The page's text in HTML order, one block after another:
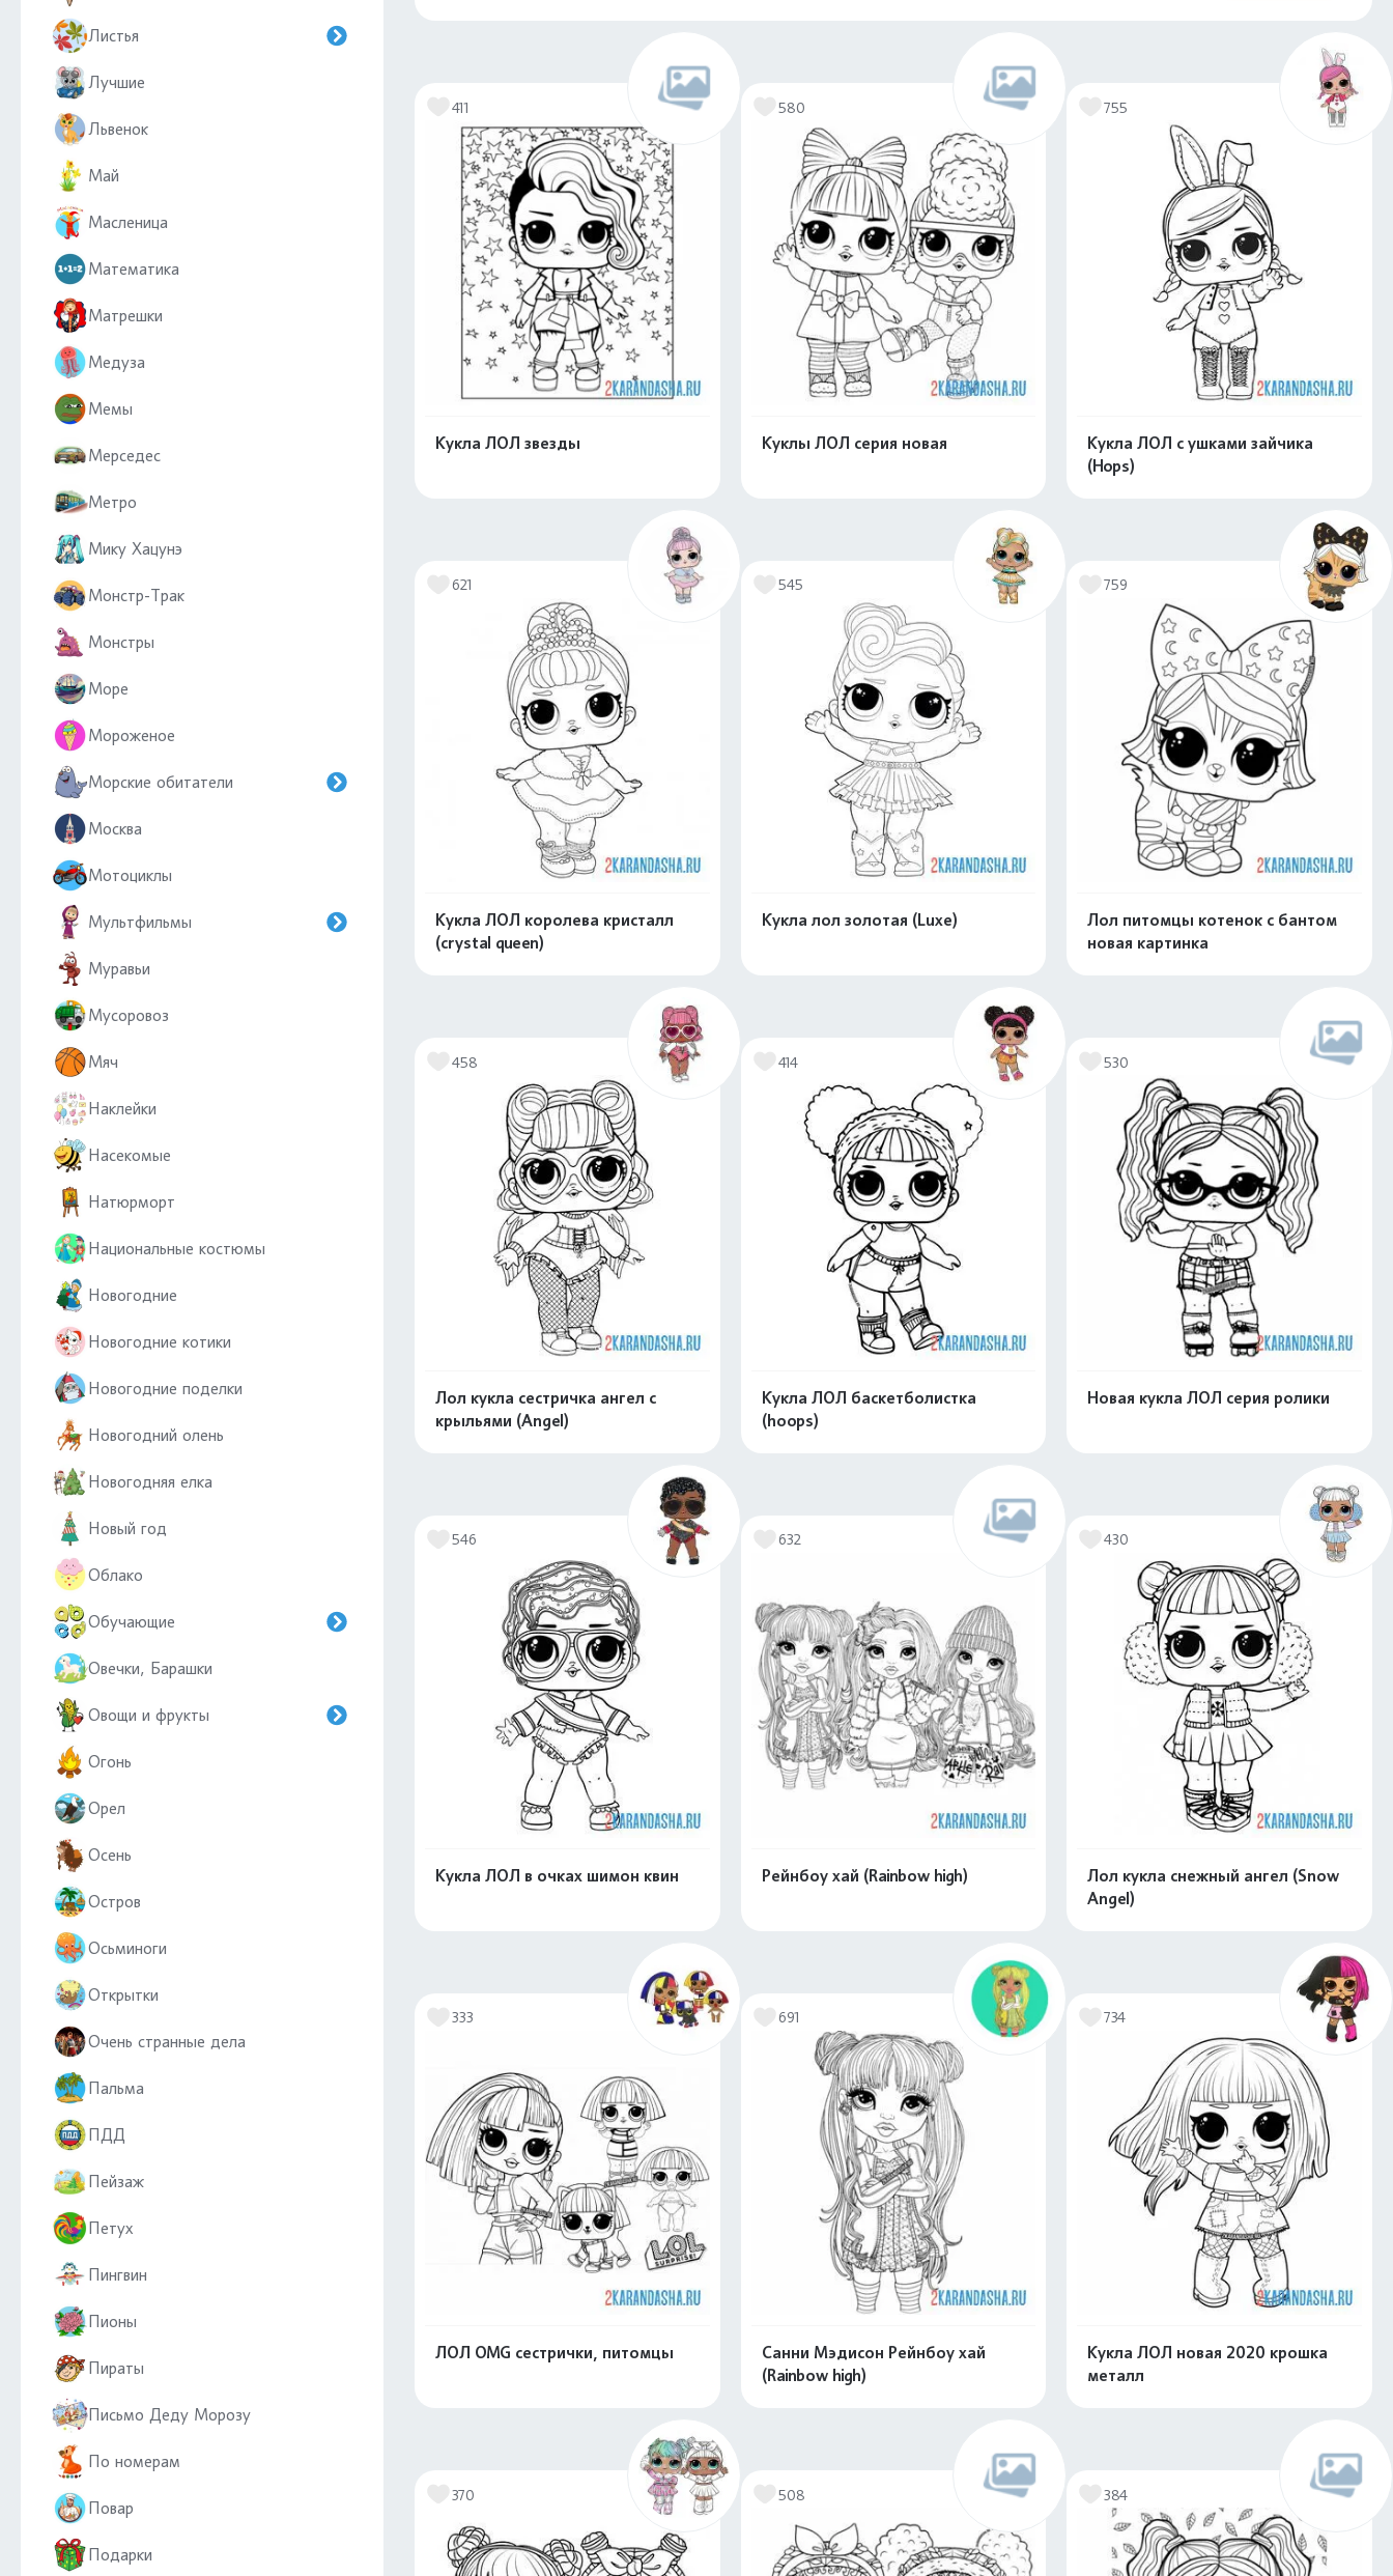
Листья
Лучшие
Львенок
Май
Масленица
Математика
Матрешки
Медуза
Мемы
Мерседес
Метро
Мику Хацунэ
Монстр-Трак
Монстры
Море
Мороженое
Морские обитатели
Москва
Мотоциклы
Мультфильмы
Муравьи
Мусоровоз
Мяч
Наклейки
Насекомые
Натюрморт
Национальные костюмы
Новогодние
Новогодние котики
Новогодние поделки
Новогодний олень
Новогодняя елка
Новый год
Облако
Обучающие
Овечки, Барашки
Овощи и фрукты
Огонь
Орел
Осень
Остров
Осьминоги
Открытки
Очень странные дела
Пальма
ПДД
Пейзаж
Петух
Пингвин
Пионы
Пираты
Письмо Деду Морозу
По номерам
Повар
Подарки
411
Кукла ЛОЛ звезды
580
Куклы ЛОЛ серия новая
755
Кукла ЛОЛ с ушками зайчика
(Hops)
621
Кукла ЛОЛ королева кристалл
(crystal queen)
545
Кукла лол золотая (Luxe)
759
Лол питомцы котенок с бантом
новая картинка
458
Лол кукла сестричка ангел с
крыльями (Angel)
414
Кукла ЛОЛ баскетболистка
(hoops)
530
Новая кукла ЛОЛ серия ролики
546
Кукла ЛОЛ в очках шимон квин
632
Рейнбоу хай (Rainbow high)
430
Лол кукла снежный ангел (Snow
Angel)
333
ЛОЛ OMG сестрички, питомцы
Распечатать и скачать
691
Санни Мэдисон Рейнбоу хай
(Rainbow high)
734
Кукла ЛОЛ новая 2020 крошка
металл
370 508 384